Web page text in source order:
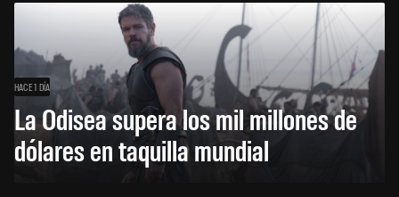
HACE 1 DÍA
La Odisea supera los mil millones de
dólares en taquilla mundial